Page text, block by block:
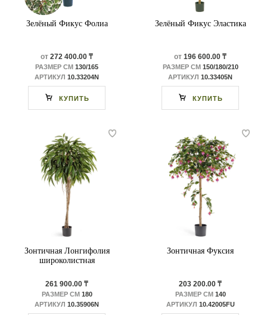
Зелёный Фикус Фолиа
от 272 400.00 ₸
РАЗМЕР СМ 130/165
АРТИКУЛ 10.33204N
КУПИТЬ
Зелёный Фикус Эластика
от 196 600.00 ₸
РАЗМЕР СМ 150/180/210
АРТИКУЛ 10.33405N
КУПИТЬ
Зонтичная Лонгифолия
широколистная
261 900.00 ₸
РАЗМЕР СМ 180
АРТИКУЛ 10.35906N
Зонтичная Фуксия
203 200.00 ₸
РАЗМЕР СМ 140
АРТИКУЛ 10.42005FU